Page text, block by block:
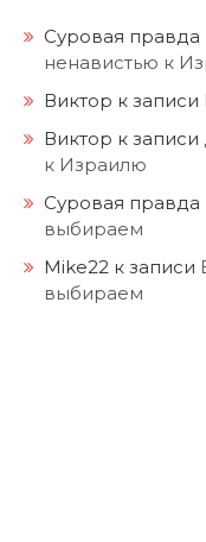
Суровая правда
ненавистью к
Виктор к записи
Виктор к записи
к Израилю
Суровая правда
выбираем
Mike22 к записи
выбираем